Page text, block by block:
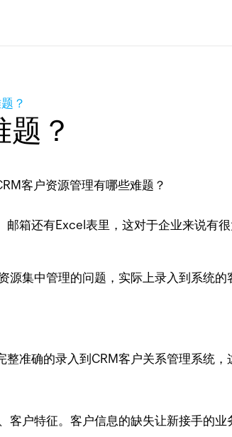
？
？
箱还有Excel表里，这对于企业来说有
集中管理的问题，实际上录入到系统
准确的录入到CRM客户关系管理系统，
户特征。客户信息的缺失让新接手的业